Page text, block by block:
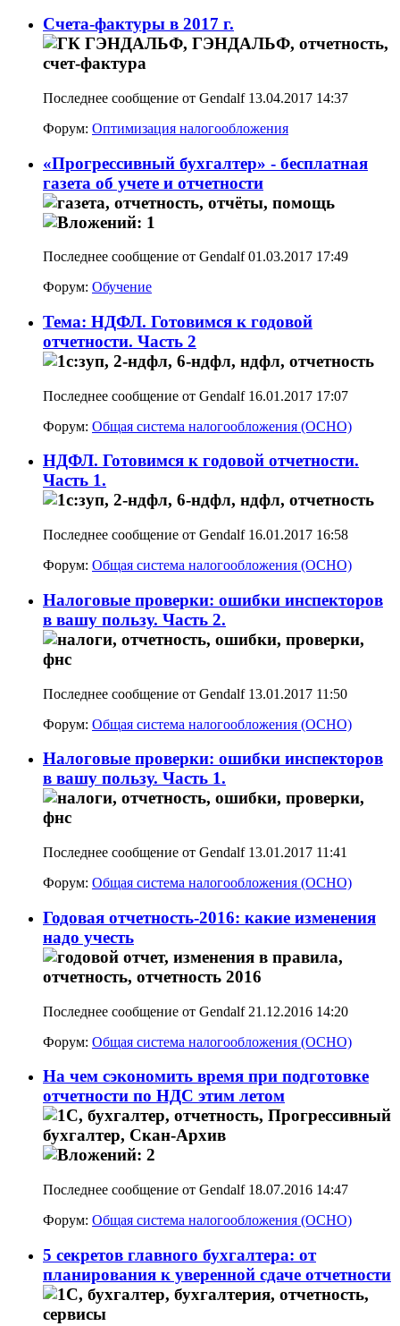
Счета-фактуры в 2017 г.
Последнее сообщение от Gendalf 13.04.2017 14:37
Форум: Оптимизация налогообложения
«Прогрессивный бухгалтер» - бесплатная
газета об учете и отчетности
Последнее сообщение от Gendalf 01.03.2017 17:49
Форум: Обучение
Тема: НДФЛ. Готовимся к годовой
отчетности. Часть 2
Последнее сообщение от Gendalf 16.01.2017 17:07
Форум: Общая система налогообложения (ОСНО)
НДФЛ. Готовимся к годовой отчетности.
Часть 1.
Последнее сообщение от Gendalf 16.01.2017 16:58
Форум: Общая система налогообложения (ОСНО)
Налоговые проверки: ошибки инспекторов
в вашу пользу. Часть 2.
Последнее сообщение от Gendalf 13.01.2017 11:50
Форум: Общая система налогообложения (ОСНО)
Налоговые проверки: ошибки инспекторов
в вашу пользу. Часть 1.
Последнее сообщение от Gendalf 13.01.2017 11:41
Форум: Общая система налогообложения (ОСНО)
Годовая отчетность-2016: какие изменения
надо учесть
Последнее сообщение от Gendalf 21.12.2016 14:20
Форум: Общая система налогообложения (ОСНО)
На чем сэкономить время при подготовке
отчетности по НДС этим летом
Последнее сообщение от Gendalf 18.07.2016 14:47
Форум: Общая система налогообложения (ОСНО)
5 секретов главного бухгалтера: от
планирования к уверенной сдаче отчетности